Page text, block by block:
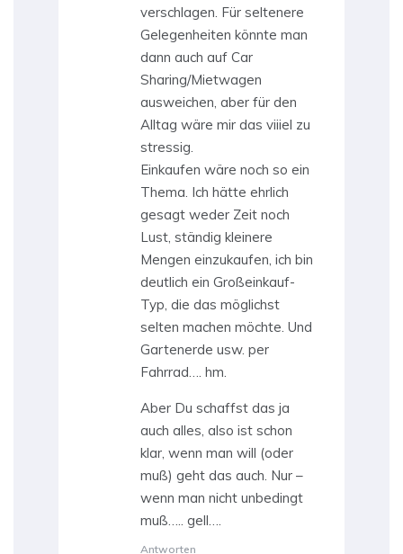
verschlagen. Für seltenere
Gelegenheiten könnte man
dann auch auf Car
Sharing/Mietwagen
ausweichen, aber für den
Alltag wäre mir das viiiel zu
stressig.
Einkaufen wäre noch so ein
Thema. Ich hätte ehrlich
gesagt weder Zeit noch
Lust, ständig kleinere
Mengen einzukaufen, ich bin
deutlich ein Großeinkauf-
Typ, die das möglichst
selten machen möchte. Und
Gartenerde usw. per
Fahrrad…. hm.
Aber Du schaffst das ja
auch alles, also ist schon
klar, wenn man will (oder
muß) geht das auch. Nur –
wenn man nicht unbedingt
muß….. gell….
Antworten